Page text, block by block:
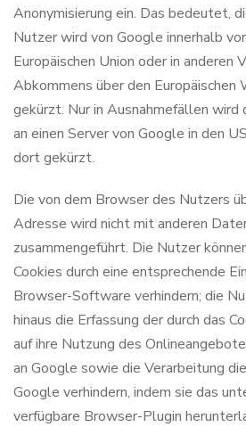
Anonymisierung ein. Das bedeutet,
Nutzer wird von Google innerhalb
Europäischen Union oder in anderen
Abkommens über den Europäischen
gekürzt. Nur in Ausnahmefällen
an einen Server von Google in den
dort gekürzt.
Die von dem Browser des Nutzers
Adresse wird nicht mit anderen
zusammengeführt. Die Nutzer
Cookies durch eine entsprechende
Browser-Software verhindern; die
hinaus die Erfassung der durch das
auf ihre Nutzung des
an Google sowie die Verarbeitung
Google verhindern, indem sie das
verfügbare Browser-Plugin